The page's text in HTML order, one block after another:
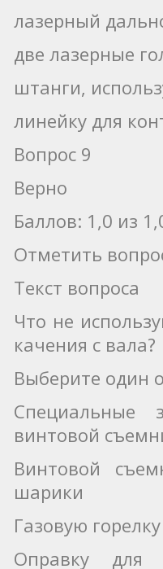
лазерный
две лазерные
штанги,
линейку для
Вопрос 9
Верно
Баллов: 1,0 из
Отметить
Текст вопроса
Что не
качения с вала?
Выберите один
Специальные
винтовой
Винтовой
шарики
Газовую
Оправку для